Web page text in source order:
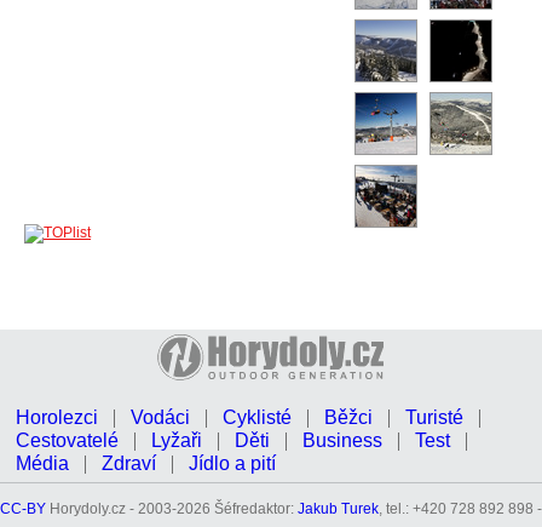
Horolezci Vodáci Cyklisté Běžci
Turisté
Cestovatelé
Lyžaři Děti Business
Test
Média
Zdraví Jídlo a pití
CC-BY Horydoly.cz - 2003-2026 Šéfredaktor: Jakub Turek, tel.: +420 728 892 898 -